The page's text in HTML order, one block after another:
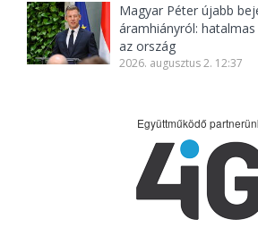
Magyar Péter újabb
áramhiányról:
az ország
2026. augusztus 2. 12:37
Együttműködő